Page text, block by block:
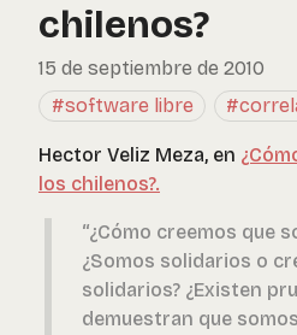
chilenos?
15 de septiembre de 2010
#software libre
Hector Veliz Meza, en
los chilenos?.
“¿Cómo creemos que
¿Somos solidarios o
solidarios? ¿Existen
demuestran que